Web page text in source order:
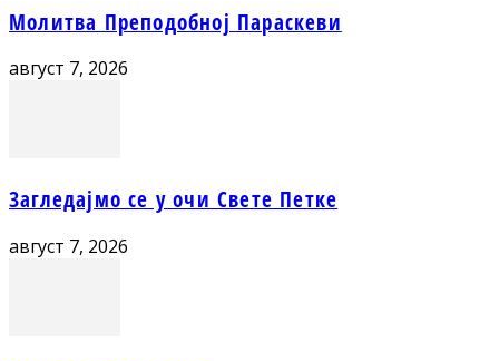
Молитва Преподобној Параскеви
август 7, 2026
Загледајмо се у очи Свете Петке
август 7, 2026